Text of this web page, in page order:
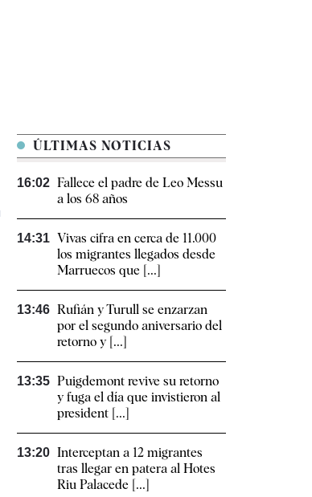
ÚLTIMAS NOTICIAS
16:02 Fallece el padre de Leo Messu
a los 68 años
14:31 Vivas cifra en cerca de 11.000
los migrantes llegados desde
Marruecos que [...]
13:46 Rufián y Turull se enzarzan
por el segundo aniversario del
retorno y [...]
13:35 Puigdemont revive su retorno
y fuga el día que invistieron al
president [...]
13:20 Interceptan a 12 migrantes
tras llegar en patera al Hotes
Riu Palacede [...]